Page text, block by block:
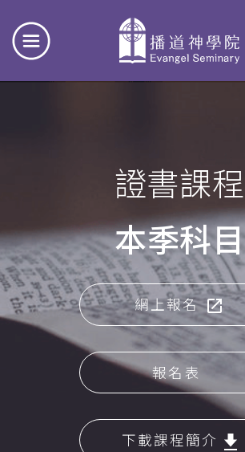
證書課程
本季科目
網上報名
報名表
下載課程簡介